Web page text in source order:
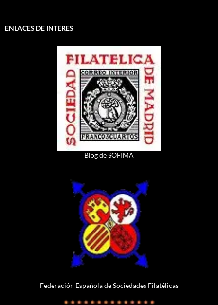
ENLACES DE INTERES
Blog de SOFIMA
Federación Española de Sociedades Filatélicas